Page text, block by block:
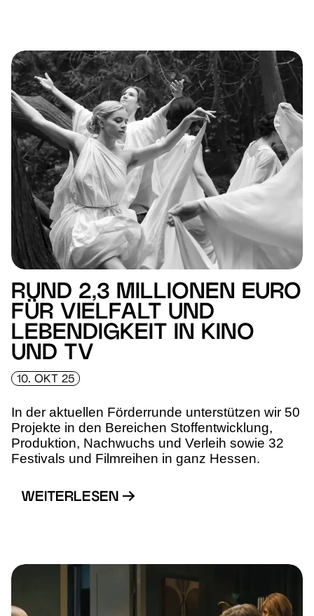
RUND 2,3 MILLIONEN EURO
FÜR VIELFALT UND
LEBENDIGKEIT IN KINO
UND TV
10. OKT 25
In der aktuellen Förderrunde unterstützen wir 50
Projekte in den Bereichen Stoffentwicklung,
Produktion, Nachwuchs und Verleih sowie 32
Festivals und Filmreihen in ganz Hessen.
WEITERLESEN